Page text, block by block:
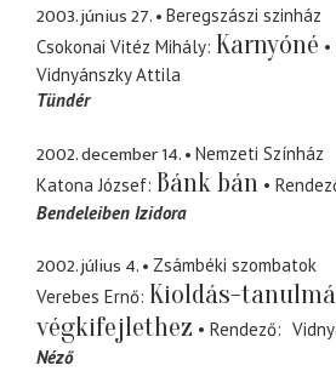
2003. június 27.
Beregszászi szinház
Csokonai Vitéz Mihály Karnyóné
Vidnyánszky Attila
Tündér
2002. december 14.
Nemzeti Színház
Katona József Bánk bán
Bendeleiben Izidora
2002. július 4.
Zsámbéki szombatok
Verebes Ernő Kioldás-
végkifejlethez
Rendező
Néző